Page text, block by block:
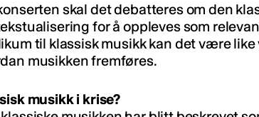
skal det debatteres om den
for å oppleves som
til klassisk musikk kan det være
musikken fremføres.
musikk i krise?